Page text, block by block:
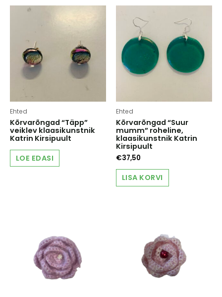
Ehted
Kõrvarõngad “Täpp”
veiklev klaasikunstnik
Katrin Kirsipuult
LOE EDASI
Ehted
Kõrvarõngad “Suur
mumm” roheline,
klaasikunstnik Katrin
Kirsipuult
€37,50
LISA KORVI